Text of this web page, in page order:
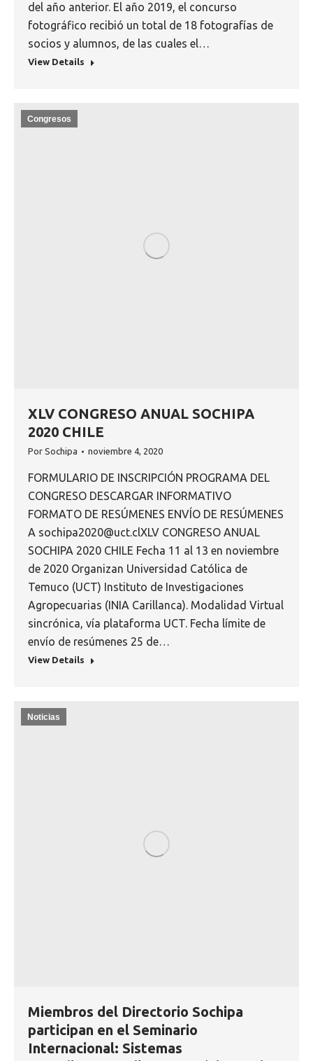
del año anterior. El año 2019, el concurso
fotográfico recibió un total de 18 fotografías de
socios y alumnos, de las cuales el…
View Details
Congresos
XLV CONGRESO ANUAL SOCHIPA
2020 CHILE
Por Sochipa noviembre 4, 2020
FORMULARIO DE INSCRIPCIÓN PROGRAMA DEL
CONGRESO DESCARGAR INFORMATIVO
FORMATO DE RESÚMENES ENVÍO DE RESÚMENES
A sochipa2020@uct.clXLV CONGRESO ANUAL
SOCHIPA 2020 CHILE Fecha 11 al 13 en noviembre
de 2020 Organizan Universidad Católica de
Temuco (UCT) Instituto de Investigaciones
Agropecuarias (INIA Carillanca). Modalidad Virtual
sincrónica, vía plataforma UCT. Fecha límite de
envío de resúmenes 25 de…
View Details
Noticias
Miembros del Directorio Sochipa
participan en el Seminario
Internacional: Sistemas